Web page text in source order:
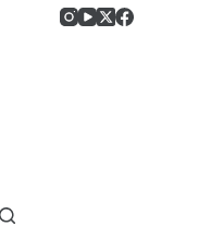
HISTORIA DE